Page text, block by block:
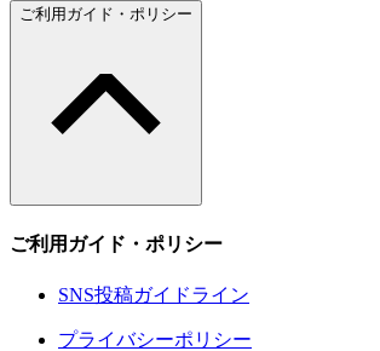
ご利用ガイド・ポリシー
ご利用ガイド・ポリシー
SNS投稿ガイドライン
プライバシーポリシー